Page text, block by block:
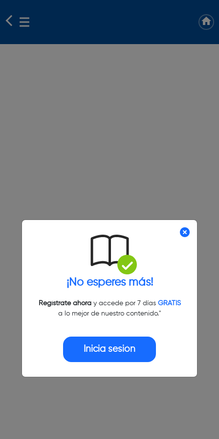
¡No esperes más!
Regístrate ahoray accede por 7 días GRATIS
a lo mejor de nuestro contenido."
Inicia sesión